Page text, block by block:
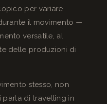
per variare
il movimento —
versatile, al
delle produzioni di
stesso, non
parla di travelling in